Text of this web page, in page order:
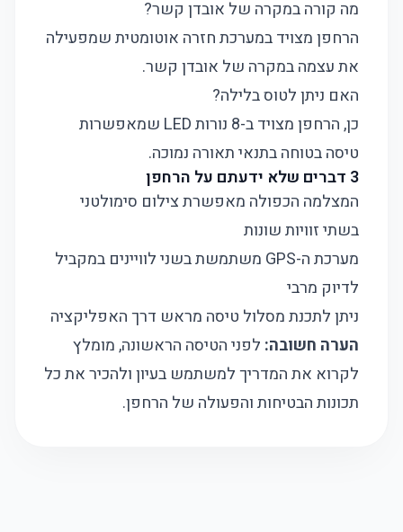
מה קורה במקרה של אובדן קשר?
הרחפן מצויד במערכת חזרה אוטומטית שמפעילה
את עצמה במקרה של אובדן קשר.
האם ניתן לטוס בלילה?
כן, הרחפן מצויד ב-8 נורות LED שמאפשרות
טיסה בטוחה בתנאי תאורה נמוכה.
3 דברים שלא ידעתם על הרחפן
המצלמה הכפולה מאפשרת צילום סימולטני
בשתי זוויות שונות
מערכת ה-GPS משתמשת בשני לוויינים במקביל
לדיוק מרבי
ניתן לתכנת מסלול טיסה מראש דרך האפליקציה
הערה חשובה: לפני הטיסה הראשונה, מומלץ
לקרוא את המדריך למשתמש בעיון ולהכיר את כל
תכונות הבטיחות והפעולה של הרחפן.